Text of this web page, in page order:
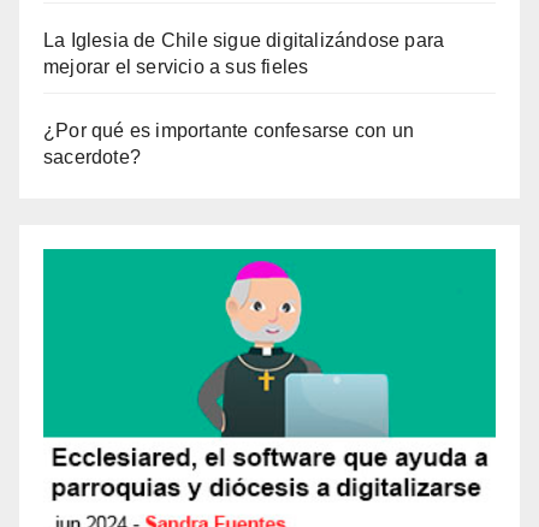
La Iglesia de Chile sigue digitalizándose para
mejorar el servicio a sus fieles
¿Por qué es importante confesarse con un
sacerdote?